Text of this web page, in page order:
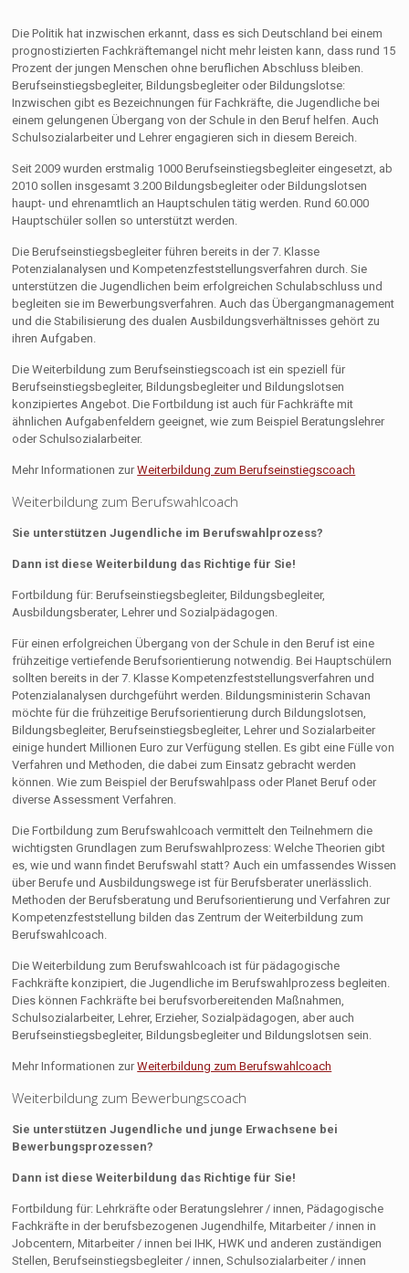
Die Politik hat inzwischen erkannt, dass es sich Deutschland bei einem
prognostizierten Fachkräftemangel nicht mehr leisten kann, dass rund 15
Prozent der jungen Menschen ohne beruflichen Abschluss bleiben.
Berufseinstiegsbegleiter, Bildungsbegleiter oder Bildungslotse:
Inzwischen gibt es Bezeichnungen für Fachkräfte, die Jugendliche bei
einem gelungenen Übergang von der Schule in den Beruf helfen. Auch
Schulsozialarbeiter und Lehrer engagieren sich in diesem Bereich.
Seit 2009 wurden erstmalig 1000 Berufseinstiegsbegleiter eingesetzt, ab
2010 sollen insgesamt 3.200 Bildungsbegleiter oder Bildungslotsen
haupt- und ehrenamtlich an Hauptschulen tätig werden. Rund 60.000
Hauptschüler sollen so unterstützt werden.
Die Berufseinstiegsbegleiter führen bereits in der 7. Klasse
Potenzialanalysen und Kompetenzfeststellungsverfahren durch. Sie
unterstützen die Jugendlichen beim erfolgreichen Schulabschluss und
begleiten sie im Bewerbungsverfahren. Auch das Übergangmanagement
und die Stabilisierung des dualen Ausbildungsverhältnisses gehört zu
ihren Aufgaben.
Die Weiterbildung zum Berufseinstiegscoach ist ein speziell für
Berufseinstiegsbegleiter, Bildungsbegleiter und Bildungslotsen
konzipiertes Angebot. Die Fortbildung ist auch für Fachkräfte mit
ähnlichen Aufgabenfeldern geeignet, wie zum Beispiel Beratungslehrer
oder Schulsozialarbeiter.
Mehr Informationen zurWeiterbildung zum Berufseinstiegscoach
Weiterbildung zum Berufswahlcoach
Sie unterstützen Jugendliche im Berufswahlprozess?
Dann ist diese Weiterbildung das Richtige für Sie!
Fortbildung für: Berufseinstiegsbegleiter, Bildungsbegleiter,
Ausbildungsberater, Lehrer und Sozialpädagogen.
Für einen erfolgreichen Übergang von der Schule in den Beruf ist eine
frühzeitige vertiefende Berufsorientierung notwendig. Bei Hauptschülern
sollten bereits in der 7. Klasse Kompetenzfeststellungsverfahren und
Potenzialanalysen durchgeführt werden. Bildungsministerin Schavan
möchte für die frühzeitige Berufsorientierung durch Bildungslotsen,
Bildungsbegleiter, Berufseinstiegsbegleiter, Lehrer und Sozialarbeiter
einige hundert Millionen Euro zur Verfügung stellen. Es gibt eine Fülle von
Verfahren und Methoden, die dabei zum Einsatz gebracht werden
können. Wie zum Beispiel der Berufswahlpass oder Planet Beruf oder
diverse Assessment Verfahren.
Die Fortbildung zum Berufswahlcoach vermittelt den Teilnehmern die
wichtigsten Grundlagen zum Berufswahlprozess: Welche Theorien gibt
es, wie und wann findet Berufswahl statt? Auch ein umfassendes Wissen
über Berufe und Ausbildungswege ist für Berufsberater unerlässlich.
Methoden der Berufsberatung und Berufsorientierung und Verfahren zur
Kompetenzfeststellung bilden das Zentrum der Weiterbildung zum
Berufswahlcoach.
Die Weiterbildung zum Berufswahlcoach ist für pädagogische
Fachkräfte konzipiert, die Jugendliche im Berufswahlprozess begleiten.
Dies können Fachkräfte bei berufsvorbereitenden Maßnahmen,
Schulsozialarbeiter, Lehrer, Erzieher, Sozialpädagogen, aber auch
Berufseinstiegsbegleiter, Bildungsbegleiter und Bildungslotsen sein.
Mehr Informationen zurWeiterbildung zum Berufswahlcoach
Weiterbildung zum Bewerbungscoach
Sie unterstützen Jugendliche und junge Erwachsene bei
Bewerbungsprozessen?
Dann ist diese Weiterbildung das Richtige für Sie!
Fortbildung für: Lehrkräfte oder Beratungslehrer / innen, Pädagogische
Fachkräfte in der berufsbezogenen Jugendhilfe, Mitarbeiter / innen in
Jobcentern, Mitarbeiter / innen bei IHK, HWK und anderen zuständigen
Stellen, Berufseinstiegsbegleiter / innen, Schulsozialarbeiter / innen